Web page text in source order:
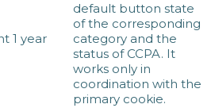
1 year
default button state
of the corresponding
category and the
status of CCPA. It
works only in
coordination with the
primary cookie.